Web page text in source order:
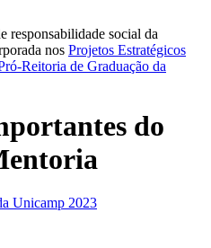
responsabilidade social da
nos Projetos Estratégicos
Reitoria de Graduação da
do
Unicamp 2023